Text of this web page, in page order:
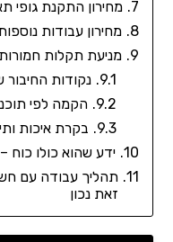
מחירון התקנת גופי
מחירון עבודות
מניעת תקלות
נקודות
הקמה לפי
בקרת איכות
ידע שהוא כולו
תהליך עבודה עם
זאת נכון